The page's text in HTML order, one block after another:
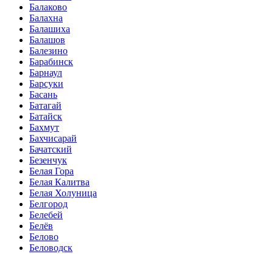
Балаково
Балахна
Балашиха
Балашов
Балезино
Барабинск
Барнаул
Барсуки
Басань
Батагай
Батайск
Бахмут
Бахчисарай
Бачатский
Безенчук
Белая Гора
Белая Калитва
Белая Холуница
Белгород
Белебей
Белёв
Белово
Беловодск